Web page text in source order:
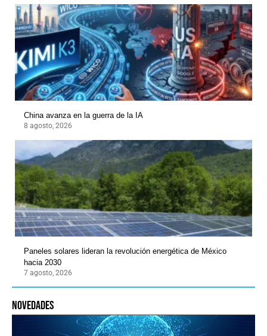
China avanza en la guerra de la IA
8 agosto, 2026
Paneles solares lideran la revolución energética de México
hacia 2030
7 agosto, 2026
novedades